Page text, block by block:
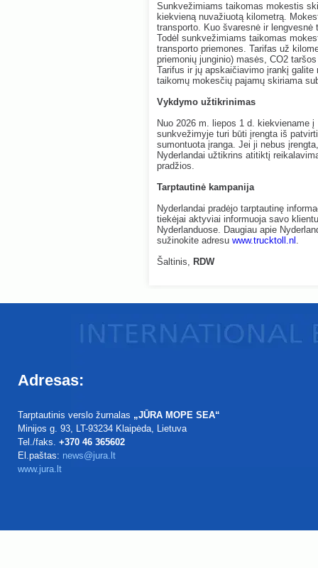
Sunkvežimiams taikomas mokestis
kiekvieną nuvažiuotą kilometrą.
transporto. Kuo švaresnė ir
Todėl sunkvežimiams taikomas
transporto priemones. Tarifas už
priemonių junginio) masės, CO2
Tarifus ir jų apskaičiavimo įrankį
taikomų mokesčių pajamų skiriama
Vykdymo užtikrinimas
Nuo 2026 m. liepos 1 d. kiekviename
sunkvežimyje turi būti įrengta iš
sumontuota įranga. Jei ji nebus
Nyderlandai užtikrins atitiktį
pradžios.
Tarptautinė kampanija
Nyderlandai pradėjo tarptautinę
tiekėjai aktyviai informuoja savo
Nyderlanduose. Daugiau apie
sužinokite adresu www.trucktoll.nl .
Šaltinis, RDW
Adresas:
Tarptautinis verslo žurnalas „JŪRA MOPE SEA“
Minijos g. 93, LT-93234 Klaipėda, Lietuva
Tel./faks. +370 46 365602
El.paštas: news@jura.lt
www.jura.lt